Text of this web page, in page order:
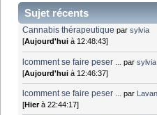
Sujet récents
Cannabis thérapeutique parsylvia
[Aujourd'hui à 12:48:43]
lcomment se faire peser ... parsylvia
[Aujourd'hui à 12:46:37]
lcomment se faire peser ... par
[Hierà 22:44:17]